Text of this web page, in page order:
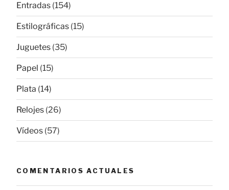
Entradas (154)
Estilográficas (15)
Juguetes (35)
Papel (15)
Plata (14)
Relojes (26)
Vídeos (57)
COMENTARIOS ACTUALES